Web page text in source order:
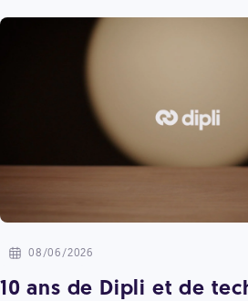
08/06/2026
10 ans de Dipli et de